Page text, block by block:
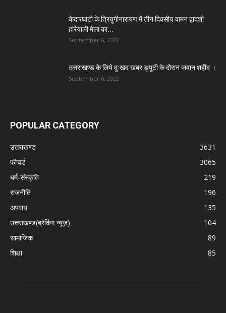
केदारघाटी के त्रियुगीनारायण में तीन दिवसीय वामन द्वादशी
हरियाली मेला का...
September 6, 2022
उत्तराखण्ड के लिये दुःखद खबर ड्यूटी के दौरान जवान शहीद ।
September 6, 2022
POPULAR CATEGORY
उत्तराखण्ड
3631
फीचर्ड
3065
धर्म-संस्कृति
219
राजनीति
196
अपराध
135
उत्तराखण्ड(ब्रेकिंग न्यूज़)
104
सामाजिक
89
शिक्षा
85